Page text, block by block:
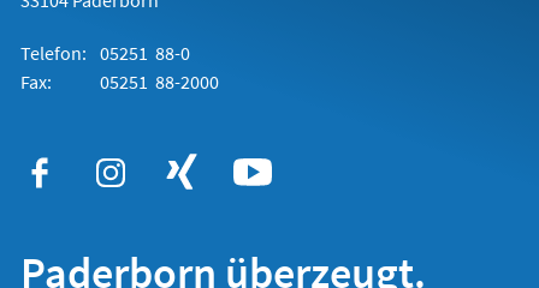
Telefon: 05251 88-0
Fax:
05251 88-2000
Paderborn überzeugt.